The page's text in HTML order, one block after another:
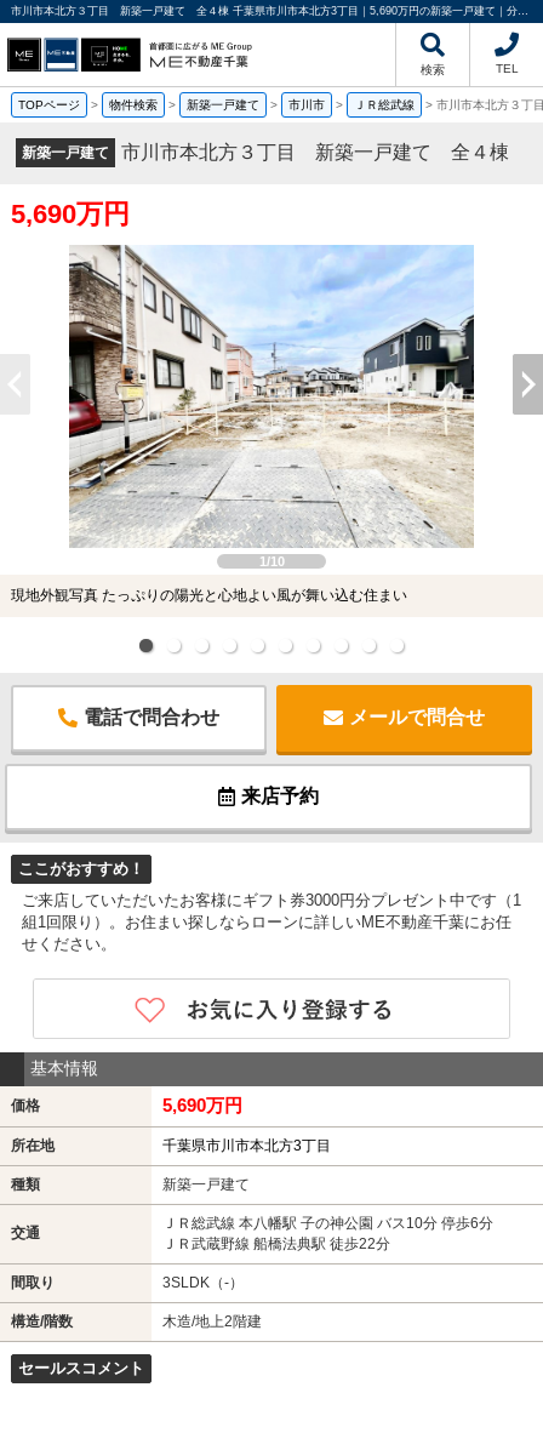
市川市本北方３丁目 新築一戸建て 全４棟 千葉県市川市本北方3丁目｜5,690万円の新築一戸建て｜分譲住宅や新築物件｜ME不動産千葉
検索 TEL
TOPページ > 物件検索 > 新築一戸建て > 市川市 > ＪＲ総武線 > 市川市本北方３
新築一戸建て 市川市本北方３丁目 新築一戸建て 全４棟
5,690万円
1/10
現地外観写真 たっぷりの陽光と心地よい風が舞い込む住まい
電話で問合わせ メールで問合せ
来店予約
ここがおすすめ！
ご来店していただいたお客様にギフト券3000円分プレゼント中です（1
組1回限り）。お住まい探しならローンに詳しいME不動産千葉にお任
せください。
基本情報
価格 5,690万円
所在地 千葉県市川市本北方3丁目
種類 新築一戸建て
交通
ＪＲ総武線 本八幡駅 子の神公園 バス10分 停歩6分
ＪＲ武蔵野線 船橋法典駅 徒歩22分
間取り 3SLDK（-）
構造/階数 木造/地上2階建
セールスコメント